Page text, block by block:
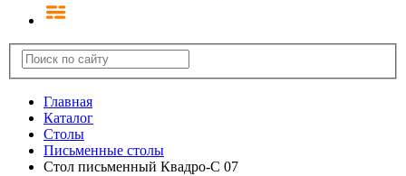
Главная
Каталог
Столы
Письменные столы
Стол письменный Квадро-С 07